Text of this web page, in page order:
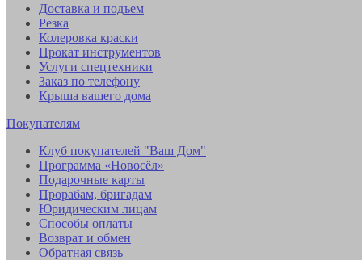
Доставка и подъем
Резка
Колеровка краски
Прокат инструментов
Услуги спецтехники
Заказ по телефону
Крыша вашего дома
Покупателям
Клуб покупателей "Ваш Дом"
Программа «Новосёл»
Подарочные карты
Прорабам, бригадам
Юридическим лицам
Способы оплаты
Возврат и обмен
Обратная связь